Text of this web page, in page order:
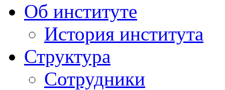
Об институте
История института
Структура
Сотрудники